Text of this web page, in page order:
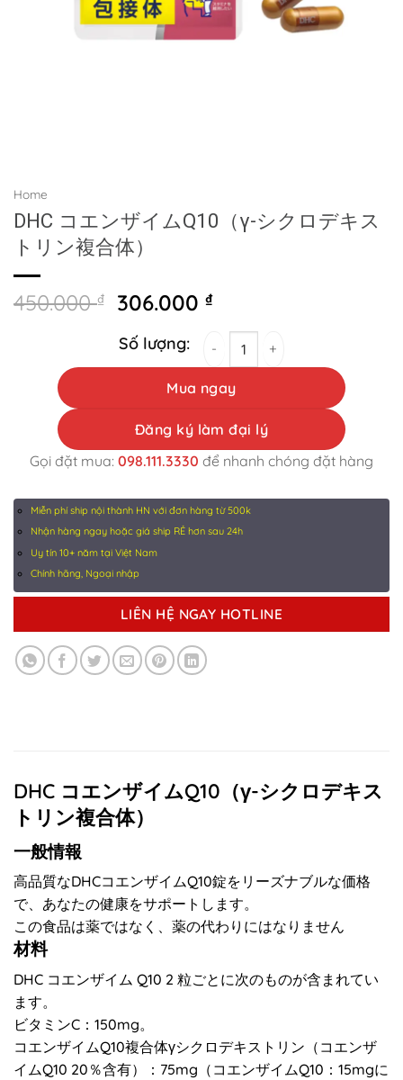
Home
DHC コエンザイムQ10（γ-シクロデキス
トリン複合体）
450.000₫
Original
was:
450.000 ₫.
306.000₫Current
is:
306.000 ₫.
DHC コエンザイムQ10（γ-シクロデキストリン
Mua ngay
Đăng ký làm đại lý
Gọi đặt mua: 098.111.3330 để nhanh chóng đặt hàng
Miễn phí ship nội thành HN với đơn hàng từ 500k
Nhận hàng ngay hoặc giá ship RẺ hơn sau 24h
Uy tín 10+ năm tại Việt Nam
Chính hãng, Ngoại nhập
LIÊN HỆ NGAY HOTLINE
DHC コエンザイムQ10（γ-シクロデキス
トリン複合体）
一般情報
高品質なDHCコエンザイムQ10錠をリーズナブルな価格
で、あなたの健康をサポートします。
この食品は薬ではなく、薬の代わりにはなりません
材料
DHC コエンザイム Q10 2 粒ごとに次のものが含まれてい
ます。
ビタミンC：150mg。
コエンザイムQ10複合体γシクロデキストリン（コエンザ
イムQ10 20％含有）：75mg（コエンザイムQ10：15mgに